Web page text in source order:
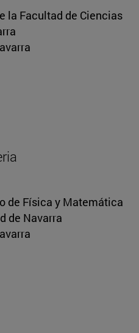
la Facultad de Ciencias
de Física y Matemática
de Navarra